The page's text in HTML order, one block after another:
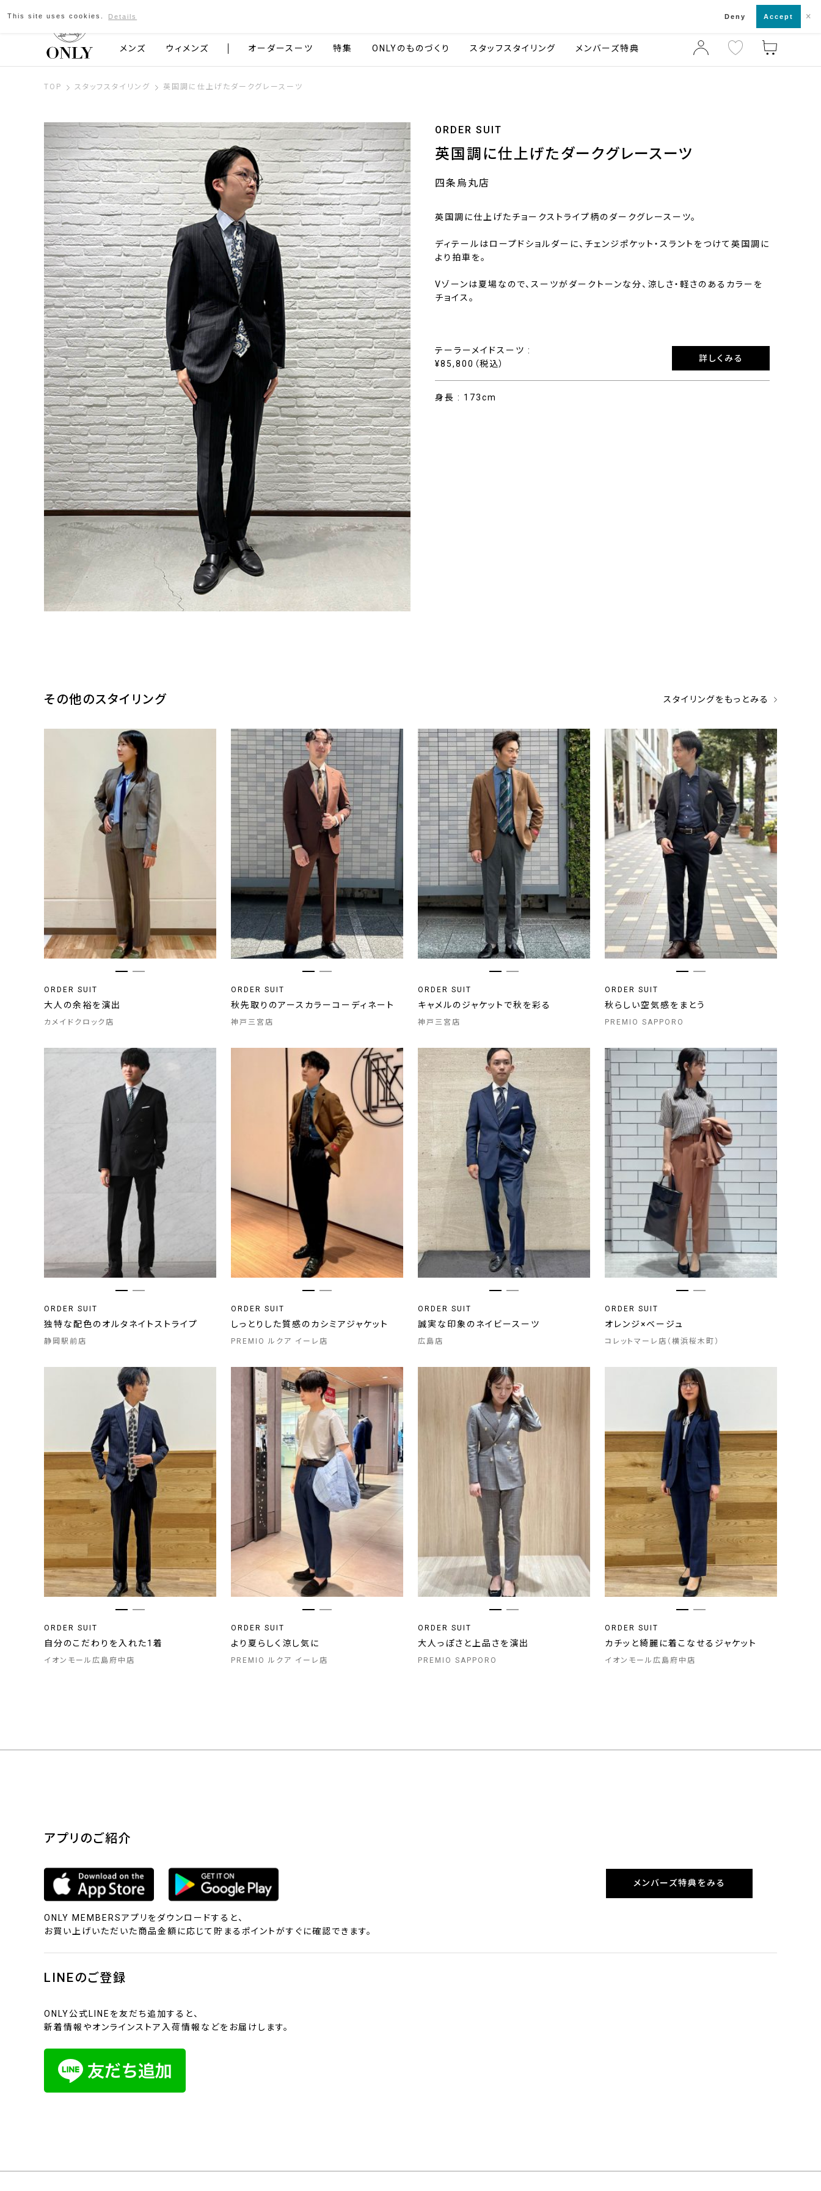
京都発のスーツブランド ONLY 店舗一覧・来店予約
メンズ ウィメンズ オーダースーツ 特集 ONLYのものづくり スタッフスタイリング メンバーズ特典
TOP スタッフスタイリング 英国調に仕上げたダークグレースーツ
ORDER SUIT
英国調に仕上げたダークグレースーツ
四条烏丸店
英国調に仕上げたチョークストライプ柄のダークグレースーツ。
ディテールはロープドショルダーに、チェンジポケット・スラントをつけて英国調に
より拍車を。
Vゾーンは夏場なので、スーツがダークトーンな分、涼しさ・軽さのあるカラーを
チョイス。
テーラーメイドスーツ :
¥85,800（税込）
詳しくみる
身長 : 173cm
その他のスタイリング スタイリングをもっとみる
ORDER SUIT
大人の余裕を演出
カメイドクロック店
ORDER SUIT
秋先取りのアースカラーコーディネート
神戸三宮店
ORDER SUIT
キャメルのジャケットで秋を彩る
神戸三宮店
ORDER SUIT
秋らしい空気感をまとう
PREMIO SAPPORO
ORDER SUIT
独特な配色のオルタネイトストライプ
静岡駅前店
ORDER SUIT
しっとりした質感のカシミアジャケット
PREMIO ルクア イーレ店
ORDER SUIT
誠実な印象のネイビースーツ
広島店
ORDER SUIT
オレンジ×ベージュ
コレットマーレ店（横浜桜木町）
ORDER SUIT
自分のこだわりを入れた1着
イオンモール広島府中店
ORDER SUIT
より夏らしく涼し気に
PREMIO ルクア イーレ店
ORDER SUIT
大人っぽさと上品さを演出
PREMIO SAPPORO
ORDER SUIT
カチッと綺麗に着こなせるジャケット
イオンモール広島府中店
アプリのご紹介
ONLY MEMBERSアプリをダウンロードすると、
お買い上げいただいた商品金額に応じて貯まるポイントがすぐに確認できます。
メンバーズ特典をみる
LINEのご登録
ONLY公式LINEを友だち追加すると、
新着情報やオンラインストア入荷情報などをお届けします。
This site uses cookies. Details Deny Accept ×